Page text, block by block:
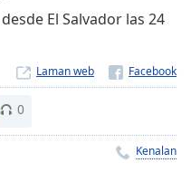
El Salvador las 24
Laman web
0
Kenalan